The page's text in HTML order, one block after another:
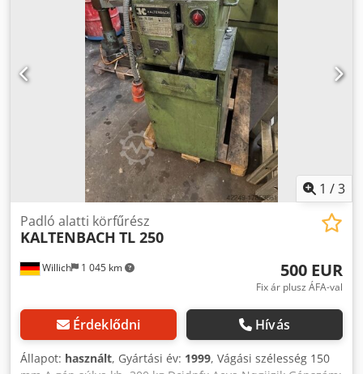
1 /3
Willich 1 045 km
Padló alatti körfűrész
KALTENBACH TL 250
500 EUR
Fix ár plusz ÁFA-val
Érdeklődni Hívás
Állapot: használt, Gyártási év: 1999, Vágási szélesség 150